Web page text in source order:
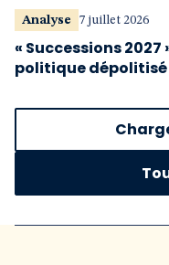
Analyse 7 juillet 2026
« Successions
politique dépolitisé